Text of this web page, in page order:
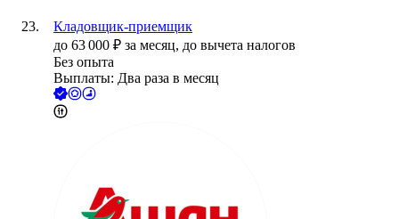
Кладовщик-приемщик
до 63 000 ₽ за месяц, до вычета налогов
Без опыта
Выплаты: Два раза в месяц